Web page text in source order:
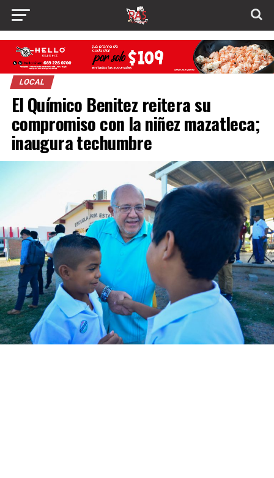
LOCAL
El Químico Benitez reitera su
compromiso con la niñez mazatleca;
inaugura techumbre